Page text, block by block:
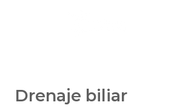
Drenaje biliar